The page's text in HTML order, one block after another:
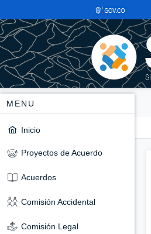
MENU
Inicio
Proyectos de Acuerdo
Acuerdos
Comisión Accidental
Comisión Legal